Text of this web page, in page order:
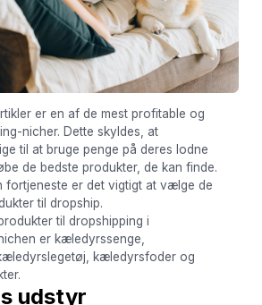
er en af de mest profitable og
nicher. Dette skyldes, at
til at bruge penge på deres lodne
de bedste produkter, de kan finde.
fortjeneste er det vigtigt at vælge de
til dropship.
til dropshipping i
er kæledyrssenge,
kæledyrsfoder og
udstyr